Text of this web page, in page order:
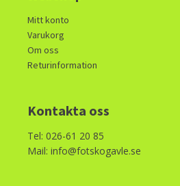
Mitt konto
Varukorg
Om oss
Returinformation
Kontakta oss
Tel: 026-61 20 85
Mail: info@fotskogavle.se